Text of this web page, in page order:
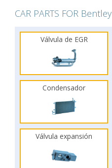
CAR PARTS FOR Bentley
Válvula de EGR
Condensador
Válvula expansión